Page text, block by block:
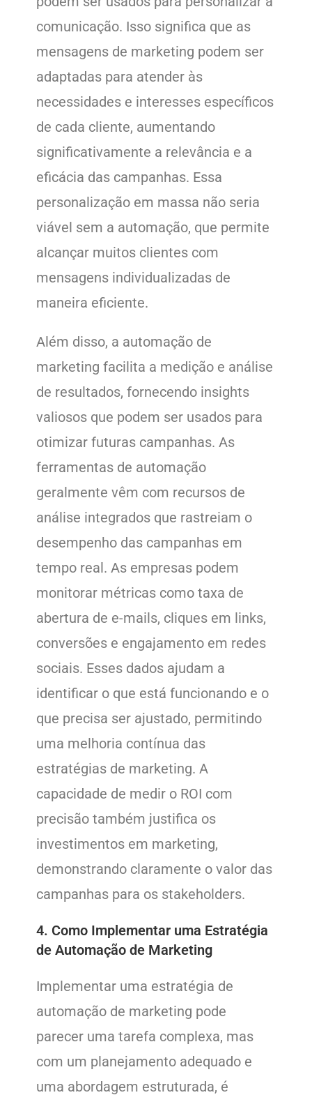
comunicação. Isso significa que as
mensagens de marketing podem ser
adaptadas para atender às
necessidades e interesses específicos
de cada cliente, aumentando
significativamente a relevância e a
eficácia das campanhas. Essa
personalização em massa não seria
viável sem a automação, que permite
alcançar muitos clientes com
mensagens individualizadas de
maneira eficiente.
Além disso, a automação de
marketing facilita a medição e análise
de resultados, fornecendo insights
valiosos que podem ser usados para
otimizar futuras campanhas. As
ferramentas de automação
geralmente vêm com recursos de
análise integrados que rastreiam o
desempenho das campanhas em
tempo real. As empresas podem
monitorar métricas como taxa de
abertura de e-mails, cliques em links,
conversões e engajamento em redes
sociais. Esses dados ajudam a
identificar o que está funcionando e o
que precisa ser ajustado, permitindo
uma melhoria contínua das
estratégias de marketing. A
capacidade de medir o ROI com
precisão também justifica os
investimentos em marketing,
demonstrando claramente o valor das
campanhas para os stakeholders.
4. Como Implementar uma Estratégia
de Automação de Marketing
Implementar uma estratégia de
automação de marketing pode
parecer uma tarefa complexa, mas
com um planejamento adequado e
uma abordagem estruturada, é